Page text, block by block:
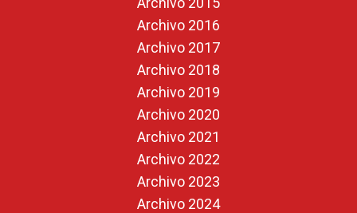
Archivo 2016
Archivo 2017
Archivo 2018
Archivo 2019
Archivo 2020
Archivo 2021
Archivo 2022
Archivo 2023
Archivo 2024